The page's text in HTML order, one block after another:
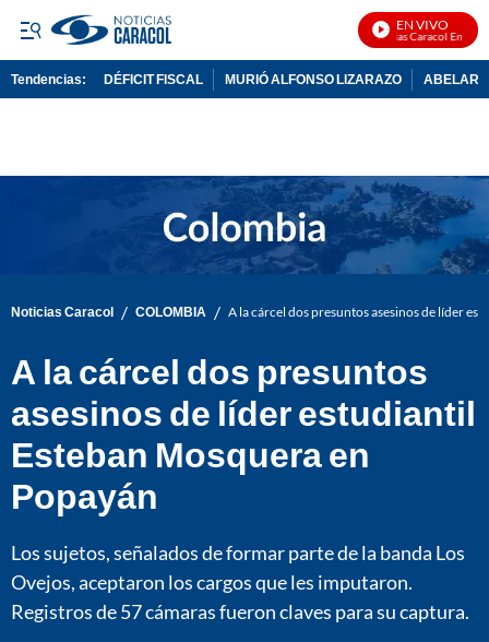
EN VIVO
Noticias Caracol En Vivo
Tendencias: DÉFICIT FISCAL MURIÓ ALFONSO LIZARAZO
Noticias Caracol / COLOMBIA / A la cárcel dos presuntos asesinos de líder
A la cárcel dos presuntos
asesinos de líder estudiantil
Esteban Mosquera en
Popayán
Los sujetos, señalados de formar parte de la banda Los
Ovejos, aceptaron los cargos que les imputaron.
Registros de 57 cámaras fueron claves para su captura.